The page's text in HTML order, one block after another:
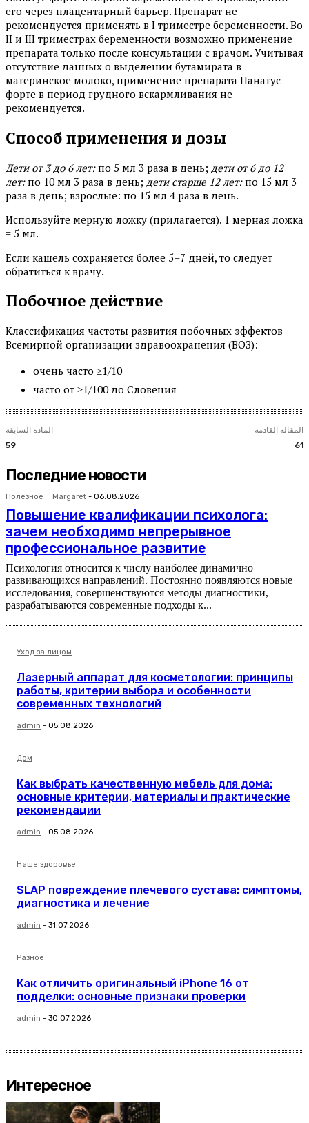
его через плацентарный барьер. Препарат не
рекомендуется применять в I триместре беременности. Во
II и III триместрах беременности возможно применение
препарата только после консультации с врачом. Учитывая
отсутствие данных о выделении бутамирата в
материнское молоко, применение препарата Панатус
форте в период грудного вскармливания не
рекомендуется.
Способ применения и дозы
Дети от 3 до 6 лет:по 5 мл 3 раза в день; дети от 6 до 12
лет:по 10 мл 3 раза в день; дети старше 12 лет:по 15 мл 3
раза в день; взрослые: по 15 мл 4 раза в день.
Используйте мерную ложку (прилагается). 1 мерная ложка
= 5 мл.
Если кашель сохраняется более 5–7 дней, то следует
обратиться к врачу.
Побочное действие
Классификация частоты развития побочных эффектов
Всемирной организации здравоохранения (ВОЗ):
очень часто ≥1/10
часто от ≥1/100 до Словения
المادة السابقة
59
المقالة القادمة
61
Последние новости
Полезное Margaret - 06.08.2026
Повышение квалификации психолога:
зачем необходимо непрерывное
профессиональное развитие
Психология относится к числу наиболее динамично
развивающихся направлений. Постоянно появляются новые
исследования, совершенствуются методы диагностики,
разрабатываются современные подходы к...
Уход за лицом
Лазерный аппарат для косметологии: принципы
работы, критерии выбора и особенности
современных технологий
admin - 05.08.2026
Дом
Как выбрать качественную мебель для дома:
основные критерии, материалы и практические
рекомендации
admin - 05.08.2026
Наше здоровье
SLAP повреждение плечевого сустава: симптомы,
диагностика и лечение
admin - 31.07.2026
Разное
Как отличить оригинальный iPhone 16 от
подделки: основные признаки проверки
admin - 30.07.2026
Интересное